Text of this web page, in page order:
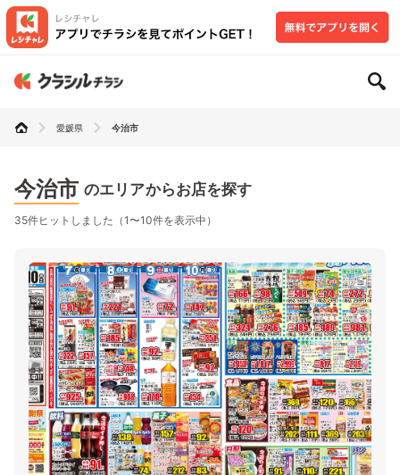
愛媛県 今治市
今治市 のエリアからお店を探す
35件ヒットしました（1〜10件を表示中）